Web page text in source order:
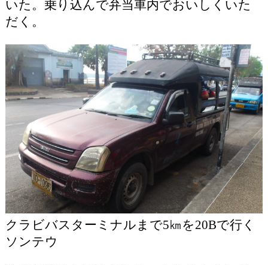
いた。乗り込んで弁当車内でおいしくいた
だく。
クラビバスターミナルまで5㎞を20Bで行く
ソンテウ